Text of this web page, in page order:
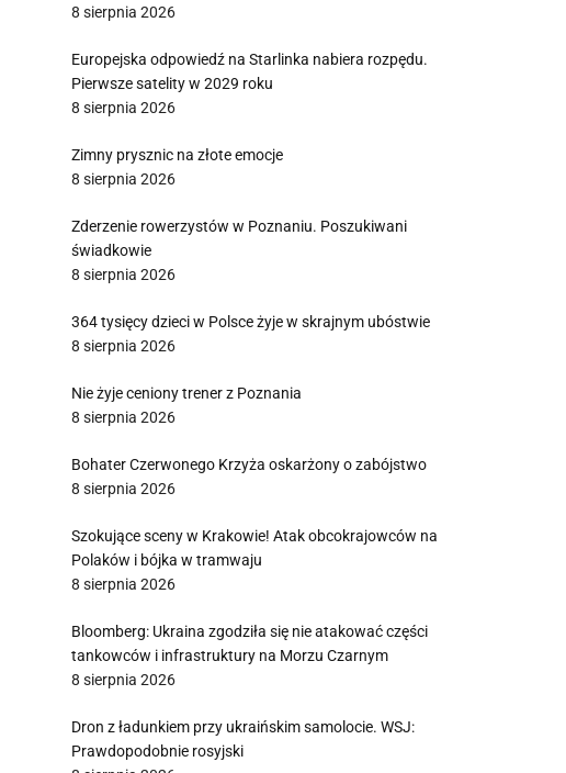
8 sierpnia 2026
Europejska odpowiedź na Starlinka nabiera rozpędu.
Pierwsze satelity w 2029 roku
8 sierpnia 2026
Zimny prysznic na złote emocje
8 sierpnia 2026
Zderzenie rowerzystów w Poznaniu. Poszukiwani
świadkowie
8 sierpnia 2026
364 tysięcy dzieci w Polsce żyje w skrajnym ubóstwie
8 sierpnia 2026
Nie żyje ceniony trener z Poznania
8 sierpnia 2026
Bohater Czerwonego Krzyża oskarżony o zabójstwo
8 sierpnia 2026
Szokujące sceny w Krakowie! Atak obcokrajowców na
Polaków i bójka w tramwaju
8 sierpnia 2026
Bloomberg: Ukraina zgodziła się nie atakować części
tankowców i infrastruktury na Morzu Czarnym
8 sierpnia 2026
Dron z ładunkiem przy ukraińskim samolocie. WSJ:
Prawdopodobnie rosyjski